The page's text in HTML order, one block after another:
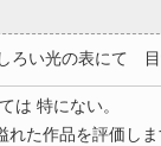
い光の表にて
は 特にない。
た作品を評価し